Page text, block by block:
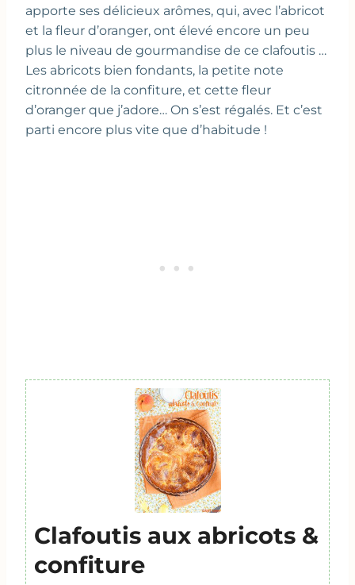
apporte ses délicieux arômes, qui, avec l’abricot
et la fleur d’oranger, ont élevé encore un peu
plus le niveau de gourmandise de ce clafoutis …
Les abricots bien fondants, la petite note
citronnée de la confiture, et cette fleur
d’oranger que j’adore… On s’est régalés. Et c’est
parti encore plus vite que d’habitude !
Clafoutis aux abricots &
confiture